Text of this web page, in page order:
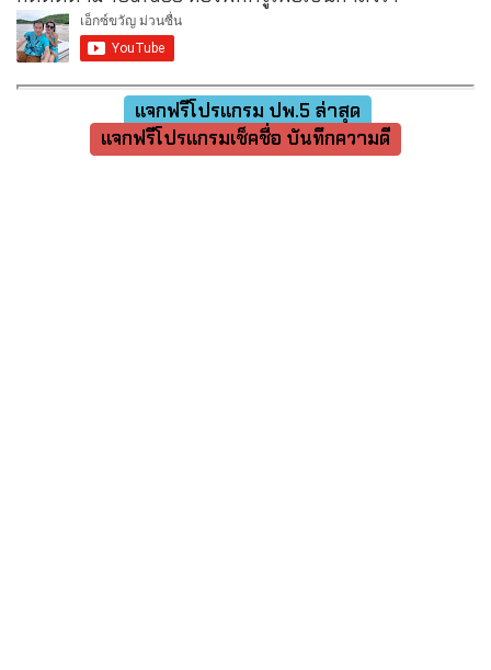
แจกฟรีโปรแกรม ปพ.5 ล่าสุด
แจกฟรีโปรแกรมเช็คชื่อ บันทึกความดี